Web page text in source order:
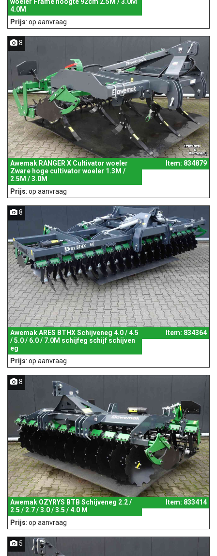
woeler Frame hoogte 92cm 2.5M / 3.0M
4.0M
Prijs: op aanvraag
8
Awemak RANGER X Cultivator woeler
Zware hoge cultivator woeler 1.3M /
2.5M / 3.0M
Item: 834879
Prijs: op aanvraag
8
Awemak ARES BTHX Schijveneg 4.0 / 4.5
/ 5.0 / 6.0 / 7.0M schijfeg schijf schijven
eg
Item: 834364
Prijs: op aanvraag
8
Awemak OZYRYS BTB Schijveneg 2.2 /
2.5 / 2.7 / 3.0 / 3.5 / 4.0 M
Item: 833414
Prijs: op aanvraag
5